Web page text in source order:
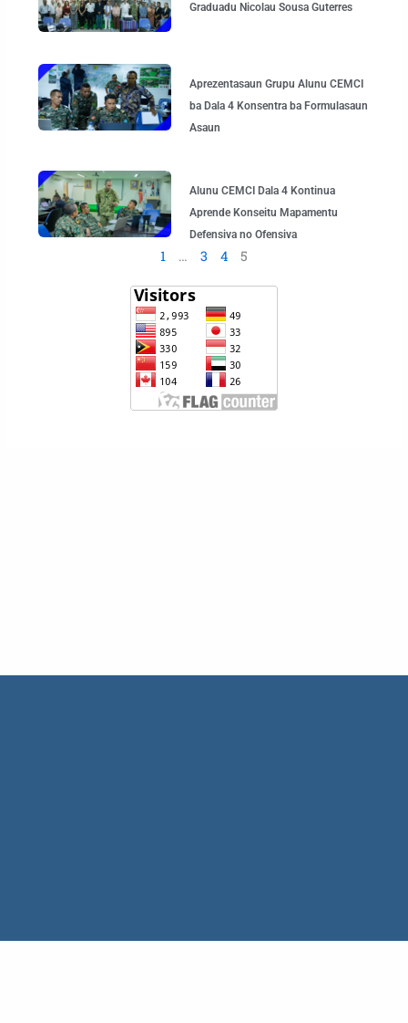
Graduadu Nicolau Sousa Guterres
Aprezentasaun Grupu Alunu CEMCI
ba Dala 4 Konsentra ba Formulasaun
Asaun
Alunu CEMCI Dala 4 Kontinua
Aprende Konseitu Mapamentu
Defensiva no Ofensiva
1 … 3 4 5